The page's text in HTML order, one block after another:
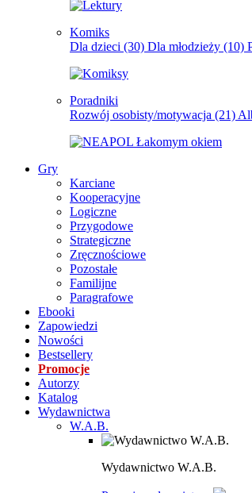
Komiks
Dla dzieci (30) Dla młodzieży (10)
Poradniki
Rozwój osobisty/motywacja (21)
Gry
Karciane
Kooperacyjne
Logiczne
Przygodowe
Strategiczne
Zręcznościowe
Pozostałe
Familijne
Paragrafowe
Ebooki
Zapowiedzi
Nowości
Bestsellery
Promocje
Autorzy
Katalog
Wydawnictwa
W.A.B.
Wydawnictwo W.A.B.